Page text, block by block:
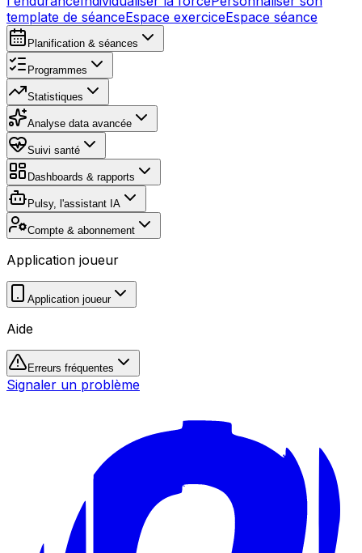
template de séanceEspace exerciceEspace séance
Planification & séances
Programmes
Statistiques
Analyse data avancée
Suivi santé
Dashboards & rapports
Pulsy, l'assistant IA
Compte & abonnement
Application joueur
Application joueur
Aide
Erreurs fréquentes
Signaler un problème